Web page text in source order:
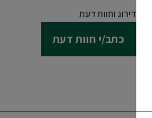
דירוג וחוות דעת
כתב/י חוות דעת